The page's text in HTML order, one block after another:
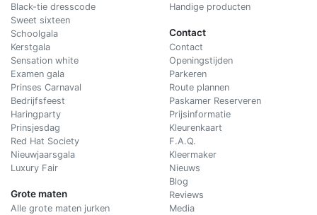
Black-tie dresscode
Sweet sixteen
Schoolgala
Kerstgala
Sensation white
Examen gala
Prinses Carnaval
Bedrijfsfeest
Haringparty
Prinsjesdag
Red Hat Society
Nieuwjaarsgala
Luxury Fair
Grote maten
Alle grote maten jurken
Handige producten
Contact
Contact
Openingstijden
Parkeren
Route plannen
Paskamer Reserveren
Prijsinformatie
Kleurenkaart
F.A.Q.
Kleermaker
Nieuws
Blog
Reviews
Media